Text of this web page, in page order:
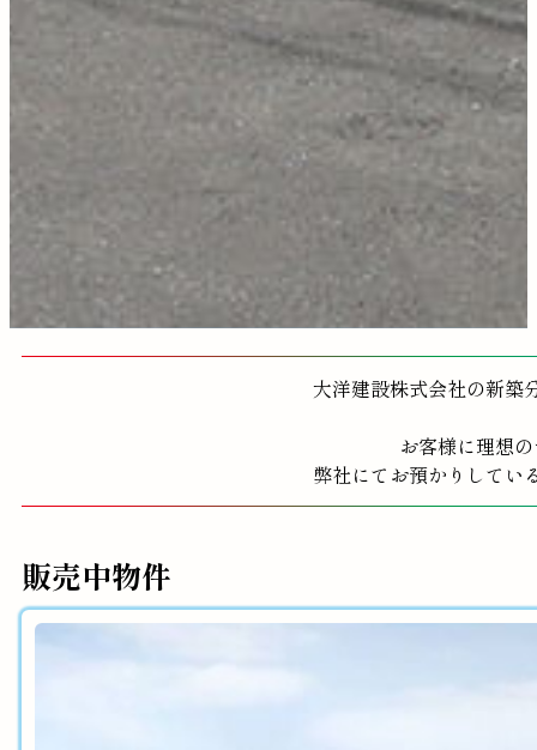
大洋建設株式会社の新築
お客様に理想
弊社にてお預かりしてい
販売中物件